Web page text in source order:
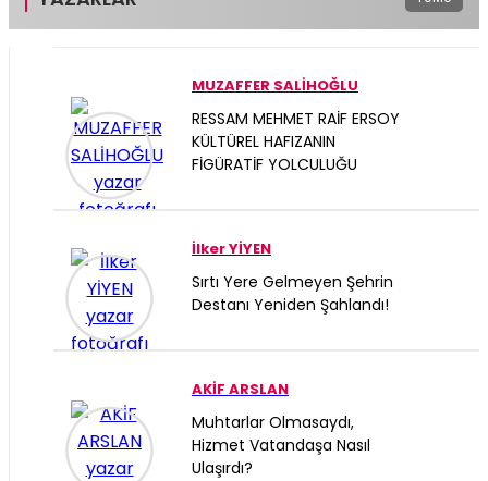
PAZARCIK
MUZAFFER SALİHOĞLU
RESSAM MEHMET RAİF ERSOY
KÜLTÜREL HAFIZANIN
FİGÜRATİF YOLCULUĞU
İlker YİYEN
Sırtı Yere Gelmeyen Şehrin
Destanı Yeniden Şahlandı!
AKİF ARSLAN
Muhtarlar Olmasaydı,
Hizmet Vatandaşa Nasıl
Ulaşırdı?